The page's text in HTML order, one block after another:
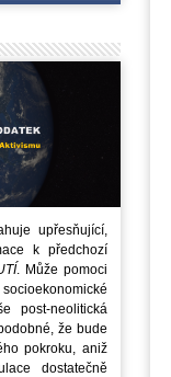
upřesňující,
k předchozí
. Může pomoci
post-neolitická
že bude
pokroku, aniž
dostatečně